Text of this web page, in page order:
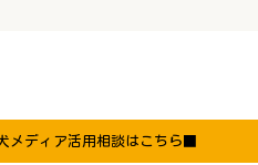
メディア活用相談はこちら■